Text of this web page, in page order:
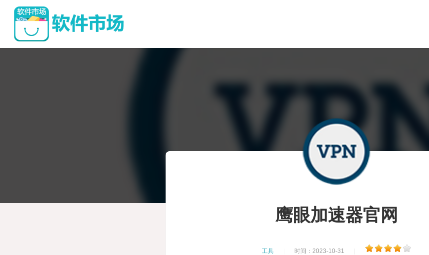
鹰眼加速器官网
工具 时间：2023-10-31